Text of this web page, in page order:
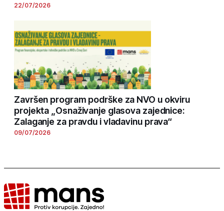
22/07/2026
Završen program podrške za NVO u okviru
projekta „Osnaživanje glasova zajednice:
Zalaganje za pravdu i vladavinu prava“
09/07/2026